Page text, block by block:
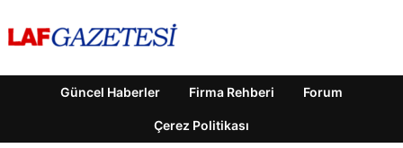
Güncel Haberler Firma Rehberi Forum
Çerez Politikası